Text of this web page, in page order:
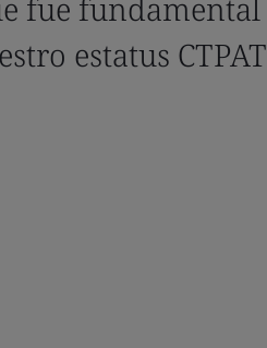
fue fundamental
estatus CTPAT